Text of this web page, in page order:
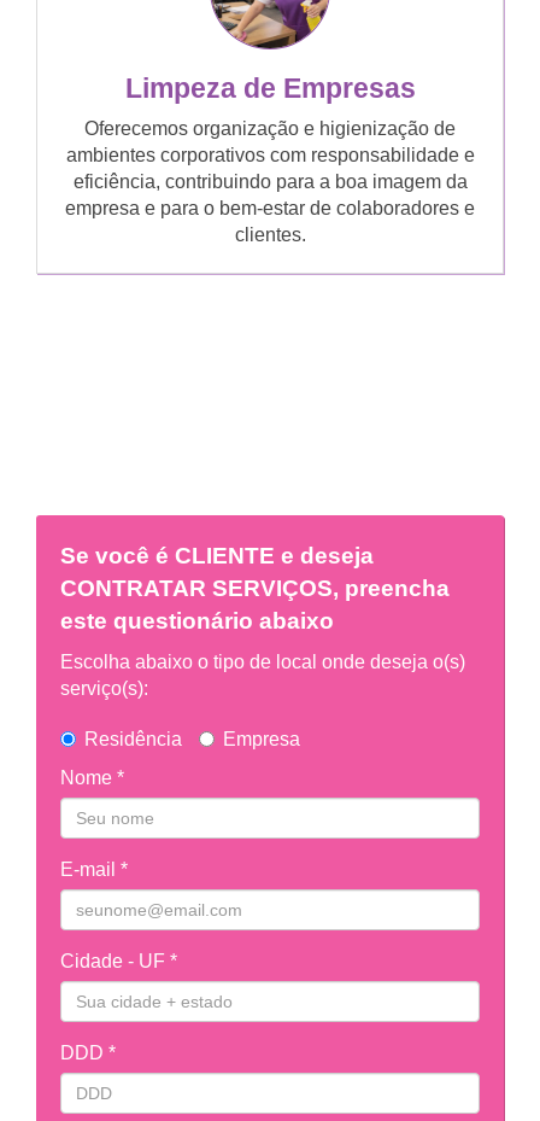
Limpeza de Empresas
Oferecemos organização e higienização de
ambientes corporativos com responsabilidade e
eficiência, contribuindo para a boa imagem da
empresa e para o bem-estar de colaboradores e
clientes.
Se você é CLIENTE e deseja
CONTRATAR SERVIÇOS, preencha
este questionário abaixo
Escolha abaixo o tipo de local onde deseja o(s)
serviço(s):
Residência
Empresa
Nome *
E-mail *
Cidade - UF *
DDD *